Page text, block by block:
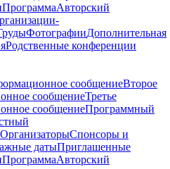
ПрограммаАвторский
ФотографииДополнительная
Родственные конференции
сообщениеВторое
сообщениеТретье
сообщениеПрограммный
ОрганизаторыСпонсоры и
датыПриглашенные
ПрограммаАвторский